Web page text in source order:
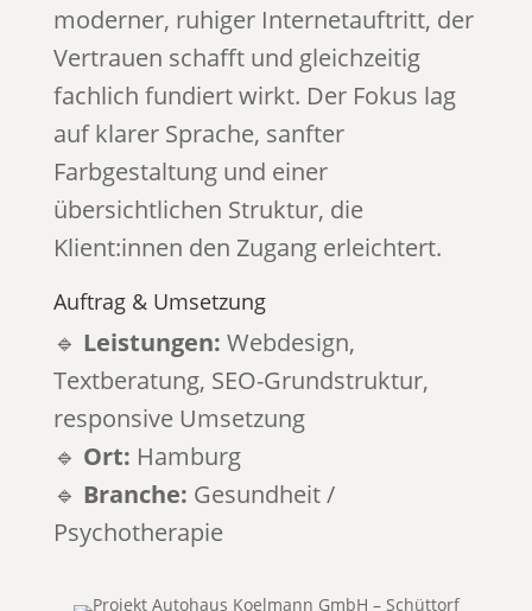
moderner, ruhiger Internetauftritt, der
Vertrauen schafft und gleichzeitig
fachlich fundiert wirkt. Der Fokus lag
auf klarer Sprache, sanfter
Farbgestaltung und einer
übersichtlichen Struktur, die
Klient:innen den Zugang erleichtert.
Auftrag & Umsetzung
🔹 Leistungen: Webdesign,
Textberatung, SEO-Grundstruktur,
responsive Umsetzung
🔹 Ort: Hamburg
🔹 Branche: Gesundheit /
Psychotherapie